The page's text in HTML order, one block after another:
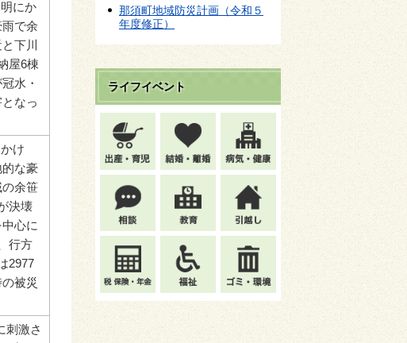
にか
で余
下川
屋6棟
水・
なっ
け
な豪
余笹
決壊
心に
行方
2977
被災
刺激さ
那須町地域防災計画（令和５
年度修正）
ライフイベント